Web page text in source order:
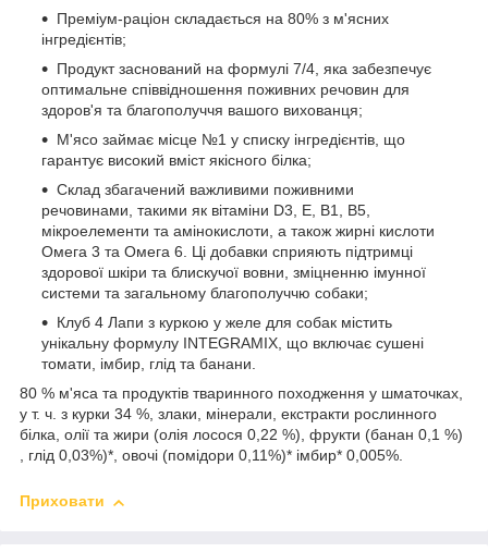
Преміум-раціон складається на 80% з м'ясних
інгредієнтів;
Продукт заснований на формулі 7/4, яка забезпечує
оптимальне співвідношення поживних речовин для
здоров'я та благополуччя вашого вихованця;
М'ясо займає місце №1 у списку інгредієнтів, що
гарантує високий вміст якісного білка;
Склад збагачений важливими поживними
речовинами, такими як вітаміни D3, E, B1, B5,
мікроелементи та амінокислоти, а також жирні кислоти
Омега 3 та Омега 6. Ці добавки сприяють підтримці
здорової шкіри та блискучої вовни, зміцненню імунної
системи та загальному благополуччю собаки;
Клуб 4 Лапи з куркою у желе для собак містить
унікальну формулу INTEGRAMIX, що включає сушені
томати, імбир, глід та банани.
80 % м'яса та продуктів тваринного походження у шматочках,
у т. ч. з курки 34 %, злаки, мінерали, екстракти рослинного
білка, олії та жири (олія лосося 0,22 %), фрукти (банан 0,1 %)
, глід 0,03%)*, овочі (помідори 0,11%)* імбир* 0,005%.
Приховати